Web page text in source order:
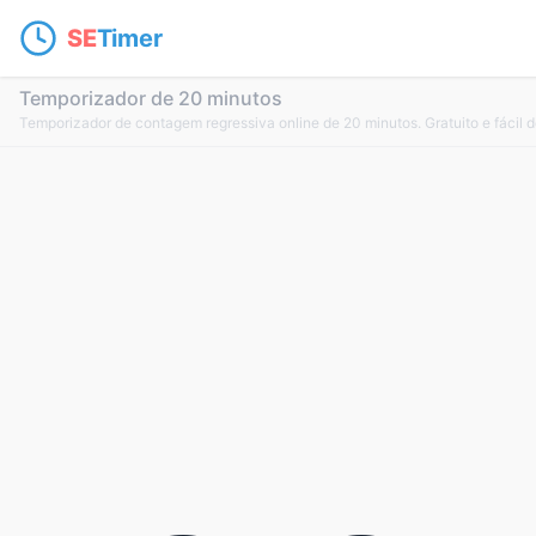
SETimer
Temporizador de 20 minutos
Temporizador de contagem regressiva online de 20 minutos. Gratuito e fácil